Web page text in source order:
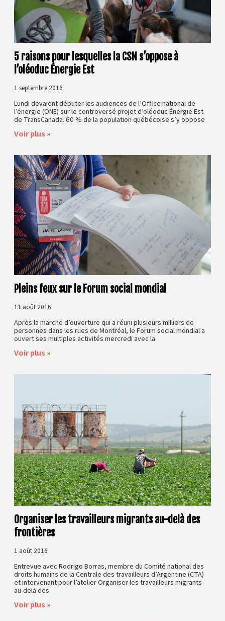
5 raisons pour lesquelles la CSN s’oppose à
l’oléoduc Énergie Est
1 septembre 2016
Lundi devaient débuter les audiences de l’Office national de
l’énergie (ONE) sur le controversé projet d’oléoduc Énergie Est
de TransCanada. 60 % de la population québécoise s’y oppose
Voir plus »
Pleins feux sur le Forum social mondial
11 août 2016
Après la marche d’ouverture qui a réuni plusieurs milliers de
personnes dans les rues de Montréal, le Forum social mondial a
ouvert ses multiples activités mercredi avec la
Voir plus »
Organiser les travailleurs migrants au-delà des
frontières
1 août 2016
Entrevue avec Rodrigo Borras, membre du Comité national des
droits humains de la Centrale des travailleurs d’Argentine (CTA)
et intervenant pour l’atelier Organiser les travailleurs migrants
au-delà des
Voir plus »